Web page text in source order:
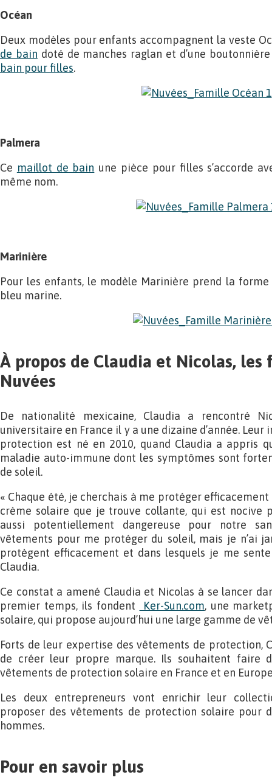
Océan
Deux modèles pour enfants accompagnent la veste
de bain doté de manches raglan et d’une
bain pour filles.
Palmera
Ce maillot de bain une pièce pour filles s’accorde
même nom.
Marinière
Pour les enfants, le modèle Marinière prend la forme
bleu marine.
À propos de Claudia et Nicolas, les
Nuvées
De nationalité mexicaine, Claudia a rencontré
universitaire en France il y a une dizaine d’année.
protection est né en 2010, quand Claudia a appris
maladie auto-immune dont les symptômes sont
de soleil.
« Chaque été, je cherchais à me protéger
crème solaire que je trouve collante, qui est nocive
aussi potentiellement dangereuse pour notre
vêtements pour me protéger du soleil, mais je n’ai
protègent efficacement et dans lesquels je me
Claudia.
Ce constat a amené Claudia et Nicolas à se lancer
premier temps, ils fondent
Ker-Sun.com, une
solaire, qui propose aujourd’hui une large gamme de
Forts de leur expertise des vêtements de protection,
de créer leur propre marque. Ils souhaitent faire
vêtements de protection solaire en France et en
Les deux entrepreneurs vont enrichir leur
proposer des vêtements de protection solaire pour
hommes.
Pour en savoir plus